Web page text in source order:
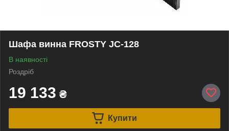
Шафа винна FROSTY JC-128
В наявності
Роздріб
19 133 ₴
Купити